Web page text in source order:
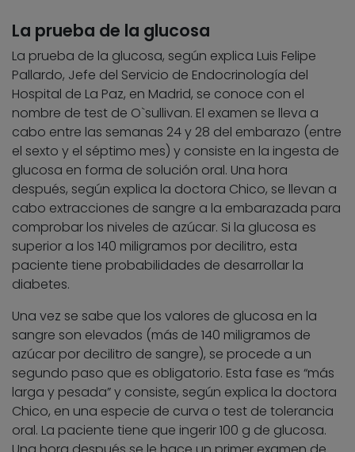
La prueba de la glucosa
La prueba de la glucosa, según explica Luis Felipe
Pallardo, Jefe del Servicio de Endocrinología del
Hospital de La Paz, en Madrid, se conoce con el
nombre de test de O`sullivan. El examen se lleva a
cabo entre las semanas 24 y 28 del embarazo (entre
el sexto y el séptimo mes) y consiste en la ingesta de
glucosa en forma de solución oral. Una hora
después, según explica la doctora Chico, se llevan a
cabo extracciones de sangre a la embarazada para
comprobar los niveles de azúcar. Si la glucosa es
superior a los 140 miligramos por decilitro, esta
paciente tiene probabilidades de desarrollar la
diabetes.
Una vez se sabe que los valores de glucosa en la
sangre son elevados (más de 140 miligramos de
azúcar por decilitro de sangre), se procede a un
segundo paso que es obligatorio. Esta fase es “más
larga y pesada” y consiste, según explica la doctora
Chico, en una especie de curva o test de tolerancia
oral. La paciente tiene que ingerir 100 g de glucosa.